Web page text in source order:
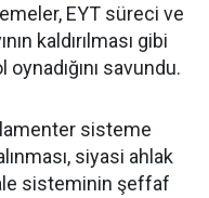
EYT süreci ve
kaldırılması gibi
savundu.
sisteme
siyasi ahlak
sisteminin şeffaf